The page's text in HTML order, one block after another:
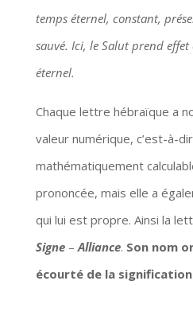
temps éternel, constant,
sauvé. Ici, le Salut prend effet
éternel.
Chaque lettre hébraïque a
valeur numérique, c’est-à-
mathématiquement
prononcée, mais elle a
qui lui est propre. Ainsi la
Signe–Alliance. Son nom
écourté de la